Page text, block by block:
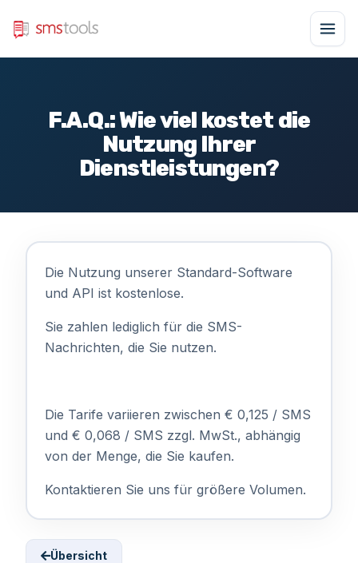
F.A.Q.: Wie viel kostet die
Nutzung Ihrer
Dienstleistungen?
Die Nutzung unserer Standard-Software
und API ist kostenlose.
Sie zahlen lediglich für die SMS-
Nachrichten, die Sie nutzen.
Die Tarife variieren zwischen € 0,125 / SMS
und € 0,068 / SMS zzgl. MwSt., abhängig
von der Menge, die Sie kaufen.
Kontaktieren Sie uns für größere Volumen.
Übersicht